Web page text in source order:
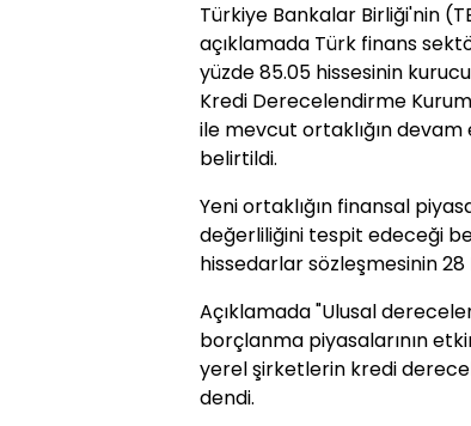
Türkiye Bankalar Birliği'nin
açıklamada Türk finans
yüzde 85.05 hissesinin
Kredi Derecelendirme
ile mevcut ortaklığın
belirtildi.
Yeni ortaklığın finansal
değerliliğini tespit edeceği
hissedarlar sözleşmesinin 28
Açıklamada "Ulusal
borçlanma piyasalarının
yerel şirketlerin kredi
dendi.